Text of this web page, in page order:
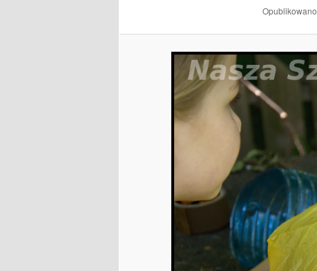
Opublikowano